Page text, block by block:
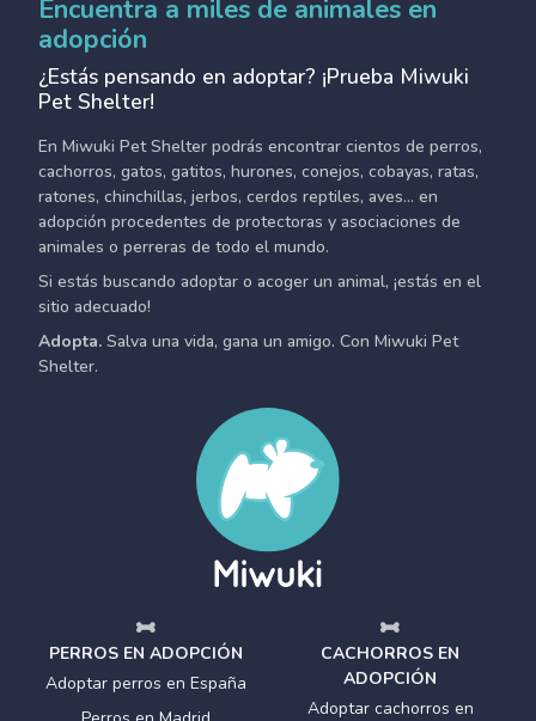
Encuentra a miles de animales en
adopción
¿Estás pensando en adoptar? ¡Prueba Miwuki
Pet Shelter!
En Miwuki Pet Shelter podrás encontrar cientos de perros,
cachorros, gatos, gatitos, hurones, conejos, cobayas, ratas,
ratones, chinchillas, jerbos, cerdos reptiles, aves... en
adopción procedentes de protectoras y asociaciones de
animales o perreras de todo el mundo.
Si estás buscando adoptar o acoger un animal, ¡estás en el
sitio adecuado!
Adopta. Salva una vida, gana un amigo. Con Miwuki Pet
Shelter.
PERROS EN ADOPCIÓN
Adoptar perros en España
CACHORROS EN
ADOPCIÓN
Adoptar cachorros en